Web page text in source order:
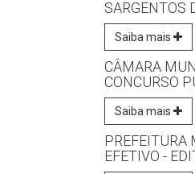
SARGENTOS
Saiba mais
CÂMARA
CONCURSO
Saiba mais
PREFEITURA
EFETIVO -